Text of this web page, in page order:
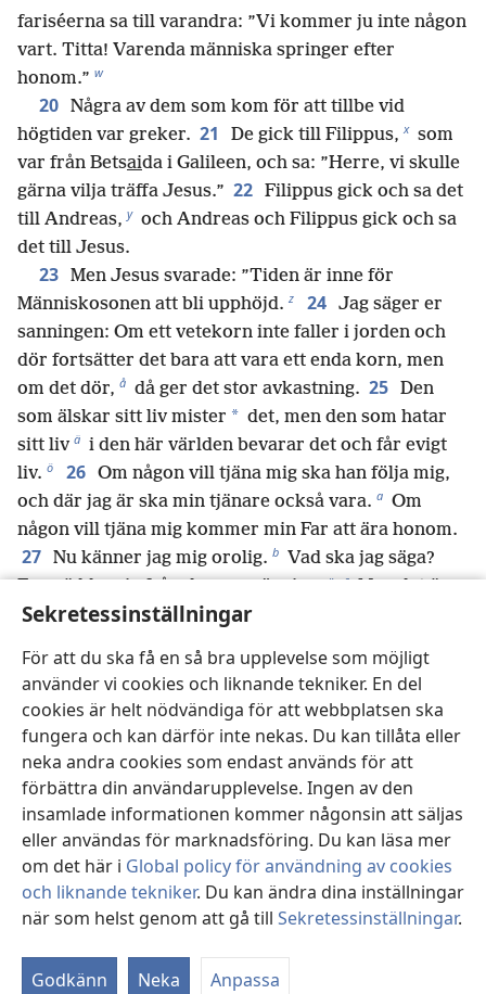
Sekretessinställningar
För att du ska få en så bra upplevelse som möjligt
använder vi cookies och liknande tekniker. En del
cookies är helt nödvändiga för att webbplatsen ska
fungera och kan därför inte nekas. Du kan tillåta eller
neka andra cookies som endast används för att
förbättra din användarupplevelse. Ingen av den
insamlade informationen kommer någonsin att säljas
eller användas för marknadsföring. Du kan läsa mer
om det här i Global policy för användning av cookies
och liknande tekniker. Du kan ändra dina inställningar
när som helst genom att gå till Sekretessinställningar.
Godkänn Neka Anpassa
fariséerna sa till varandra: ”Vi kommer ju inte någon
vart. Titta! Varenda människa springer efter
honom.” w
20 Några av dem som kom för att tillbe vid
högtiden var greker. 21 De gick till Filippus, x som
var från Betsaida i Galileen, och sa: ”Herre, vi skulle
gärna vilja träffa Jesus.” 22 Filippus gick och sa det
till Andreas, y och Andreas och Filippus gick och sa
det till Jesus.
23 Men Jesus svarade: ”Tiden är inne för
Människosonen att bli upphöjd. z 24 Jag säger er
sanningen: Om ett vetekorn inte faller i jorden och
dör fortsätter det bara att vara ett enda korn, men
om det dör, å då ger det stor avkastning. 25 Den
som älskar sitt liv mister * det, men den som hatar
sitt liv ä i den här världen bevarar det och får evigt
liv. ö 26 Om någon vill tjäna mig ska han följa mig,
och där jag är ska min tjänare också vara. a Om
någon vill tjäna mig kommer min Far att ära honom.
27 Nu känner jag mig orolig. b Vad ska jag säga?
Far, rädda mig från denna prövning. * c Men det är
ändå därför jag har kommit.
förhärligat det och ska förhärliga det igen.” e
29
Folket som stod där och hörde det sa att det
var åskan. Andra sa: ”Det var en ängel som talade till
honom.” 30 Jesus sa: ”Den här rösten hördes inte
för min skull, utan för er skull.
31 Nu blir den här
världen dömd. Nu ska den här världens härskare g
kastas ut. h 32 Men när jag lyfts upp från jorden i
kommer jag att dra alla slags människor till mig.” j
33 Detta sa han egentligen för att antyda hur han
skulle dö. k 34 Då sa folket: ”Vi har hört ur lagen att
Messias * ska bli kvar för evigt.
att Människosonen ska lyftas upp?